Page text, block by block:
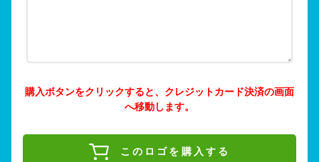
購入ボタンをクリックすると、クレジットカード決済の画面
へ移動します。
このロゴを購入する